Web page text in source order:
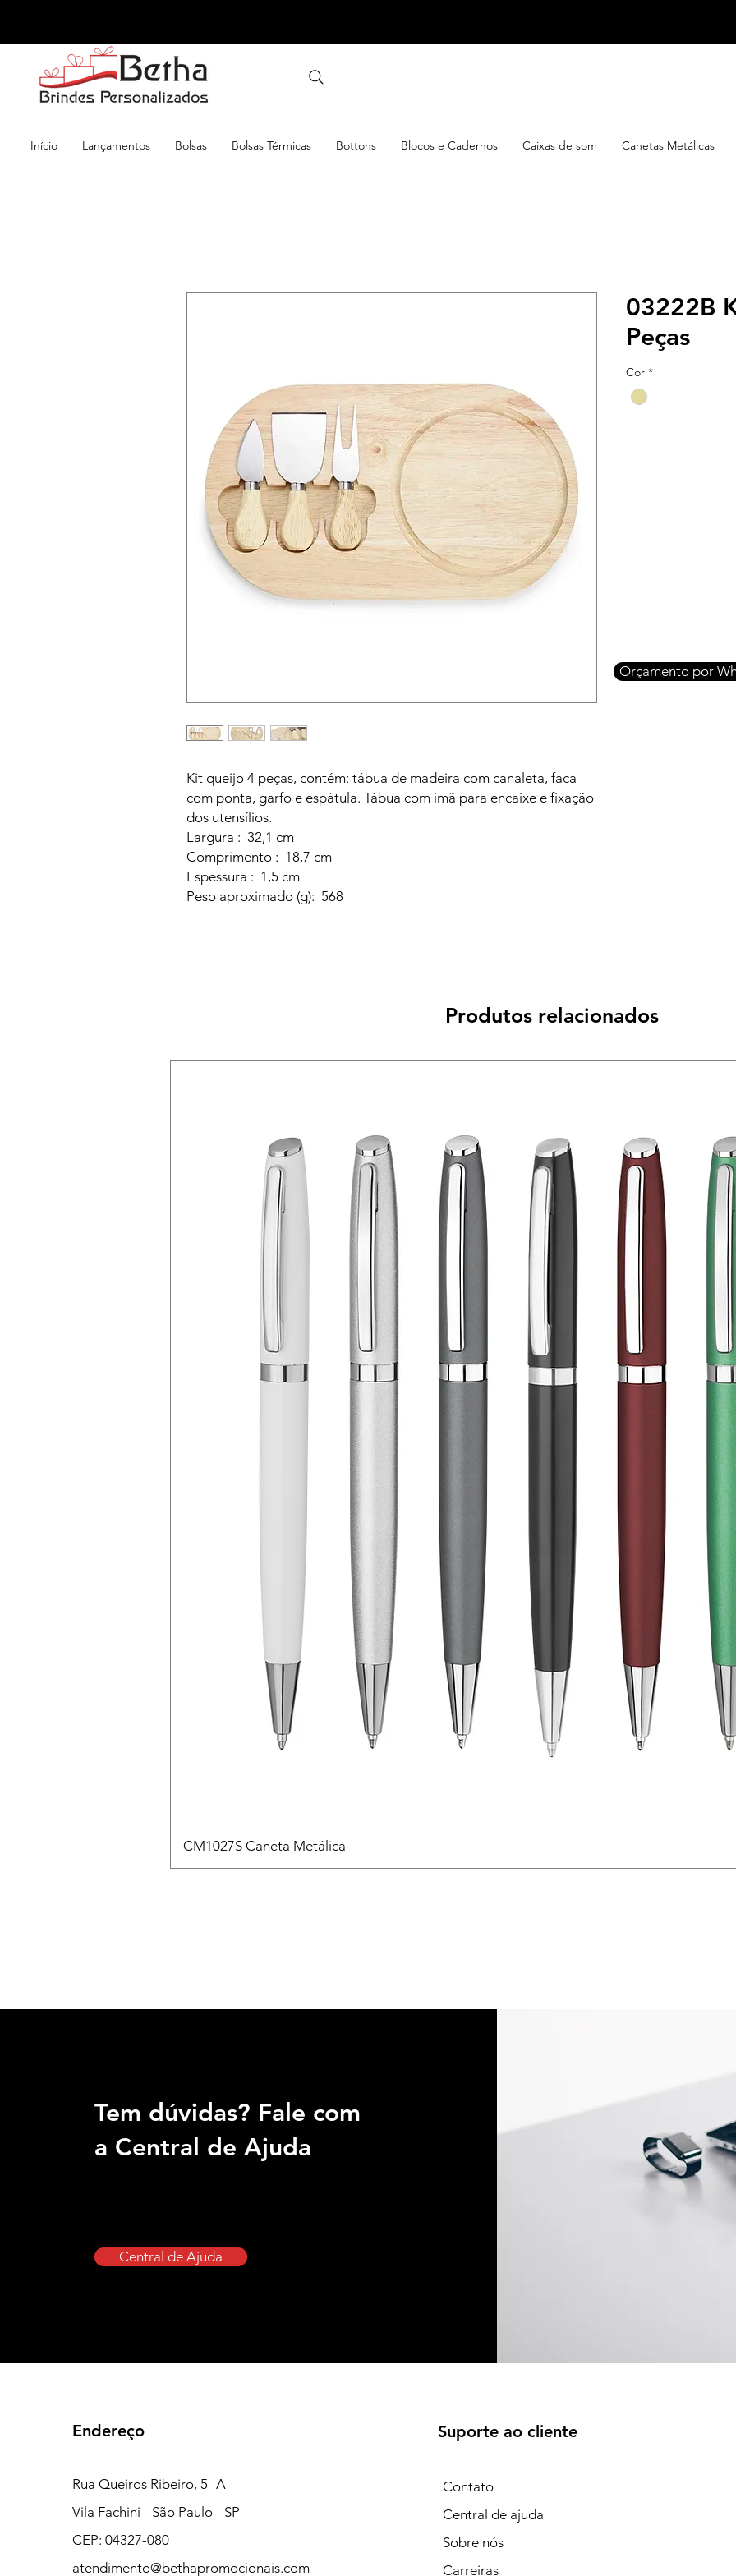
Início Lançamentos Bolsas Bolsas Térmicas Bottons Blocos e Cadernos Caixas de som Canetas Metálicas
Kit queijo 4 peças, contém: tábua de madeira com canaleta, faca
com ponta, garfo e espátula. Tábua com imã para encaixe e fixação
dos utensílios.
Largura : 32,1 cm
Comprimento : 18,7 cm
Espessura : 1,5 cm
Peso aproximado (g): 568
03222B
Peças
Cor *
Orçamento por
Produtos relacionados
CM1027S Caneta Metálica
Tem dúvidas? Fale com
a Central de Ajuda
Central de Ajuda
Endereço
Rua Queiros Ribeiro, 5- A
Vila Fachini - São Paulo - SP
CEP: 04327-080
atendimento@bethapromocionais.com
Suporte ao cliente
Contato
Central de ajuda
Sobre nós
Carreiras